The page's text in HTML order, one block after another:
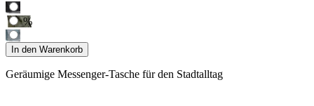
%
In den Warenkorb
Geräumige Messenger-Tasche für den Stadtalltag